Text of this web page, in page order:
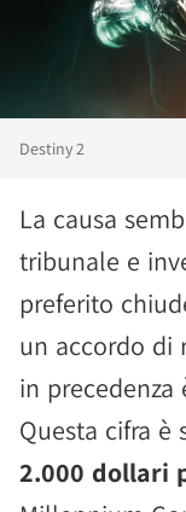
Destiny 2
La causa
tribunale e
preferito
un accordo di
in
Questa cifra è
2.000 dollari